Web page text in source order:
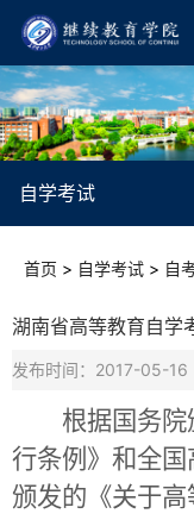
自学考试
首页 > 自学考试 > 自
湖南省高等教育自学
发布时间：2017-05-
根据国务
行条例》和全
颁发的《关于